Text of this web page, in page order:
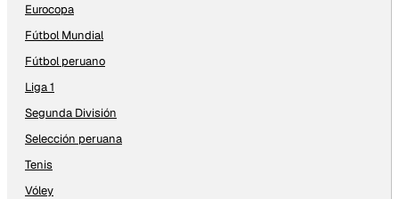
Eurocopa
Fútbol Mundial
Fútbol peruano
Liga 1
Segunda División
Selección peruana
Tenis
Vóley